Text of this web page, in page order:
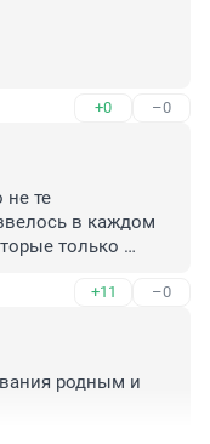
+0 –0
не те
в каждом
только
сильных!+11 –0
родным и